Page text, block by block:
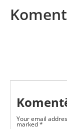
Your email
marked*